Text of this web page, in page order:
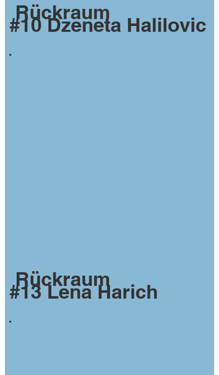
Rückraum
#10 Dzeneta Halilovic
Rückraum
#13 Lena Harich